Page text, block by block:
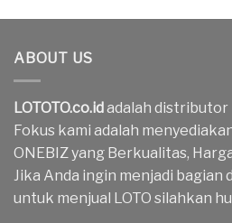
ABOUT US
LOTOTO.co.idadalah distributor
Fokus kami adalah
ONEBIZ yang Berkualitas,
Jika Anda ingin menjadi bagian
untuk menjual LOTO silahkan